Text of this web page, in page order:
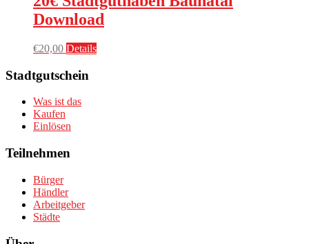
Download
€20,00 Details
Stadtgutschein
Was ist das
Kaufen
Einlösen
Teilnehmen
Bürger
Händler
Arbeitgeber
Städte